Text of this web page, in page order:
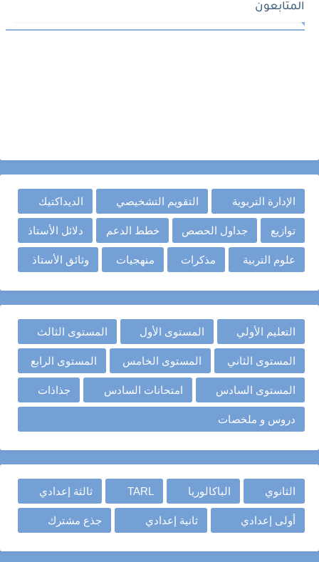
المتابعون
الإدارة التربوية التقويم التشخيصي الديداكتيك
توازيع جداول الحصص خطط الدعم دلائل الأستاذ
علوم التربية مذكرات منهجيات وثائق الأستاذ
التعليم الأولي المستوى الأول المستوى الثالث
المستوى الثاني المستوى الخامس المستوى الرابع
المستوى السادس امتحانات السادس جذاذات
دروس و ملخصات
الثانوي الباكالوريا TARL ثالثة إعدادي
أولى إعدادي ثانية إعدادي جذع مشترك